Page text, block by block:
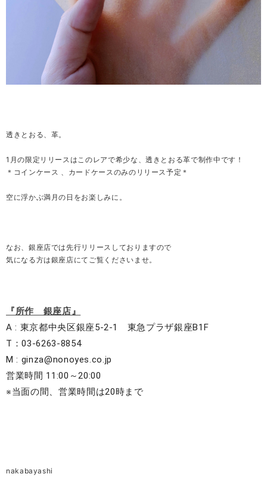
透きとおる、革。
1月の限定リリースはこのレアで希少な、透きとおる革で制作中です！
＊コインケース 、カードケースのみのリリース予定＊
空に浮かぶ満月の日をお楽しみに。
なお、銀座店では先行リリースしておりますので
気になる方は銀座店にてご覧くださいませ。
『所作　銀座店』
A : 東京都中央区銀座5-2-1　東急プラザ銀座B1F
T：03-6263-8854
M : ginza@nonoyes.co.jp
営業時間 11:00 ～20:00
※当面の間、営業時間は20時まで
nakabayashi